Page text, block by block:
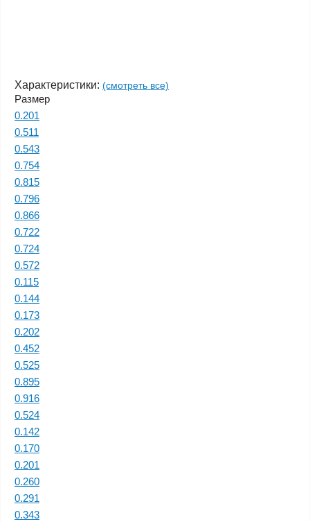
Характеристики: (смотреть все)
Размер
0.201
0.511
0.543
0.754
0.815
0.796
0.866
0.722
0.724
0.572
0.115
0.144
0.173
0.202
0.452
0.525
0.895
0.916
0.524
0.142
0.170
0.201
0.260
0.291
0.343